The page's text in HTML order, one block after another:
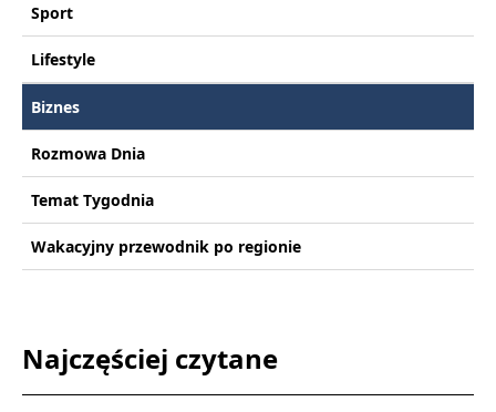
Sport
Lifestyle
Biznes
Rozmowa Dnia
Temat Tygodnia
Wakacyjny przewodnik po regionie
Najczęściej czytane